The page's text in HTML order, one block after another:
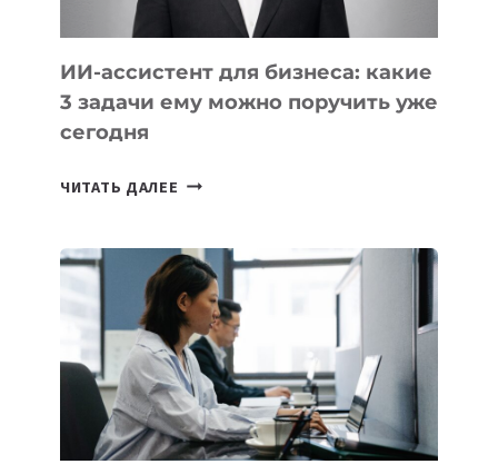
ИИ-ассистент для бизнеса: какие
3 задачи ему можно поручить уже
сегодня
ЧИТАТЬ ДАЛЕЕ ИИ-
БИЗНЕСА:
КАКИЕ
3
ЗАДАЧИ
ЕМУ
МОЖНО
ПОРУЧИТЬ
УЖЕ